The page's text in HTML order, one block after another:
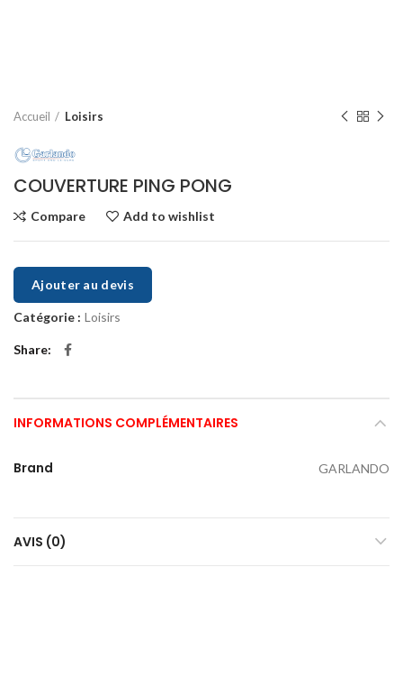
Accueil Loisirs
COUVERTURE PING PONG
Compare Add to wishlist
Ajouter au devis
Catégorie : Loisirs
Share
INFORMATIONS COMPLÉMENTAIRES
Brand GARLANDO
AVIS (0)